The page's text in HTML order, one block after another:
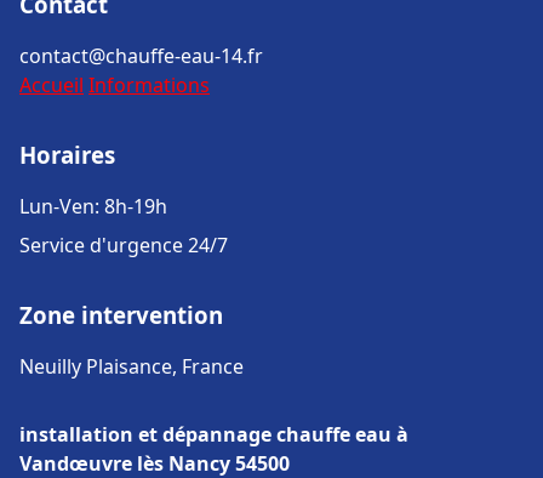
contact@chauffe-eau-14.fr
Accueil Informations
Horaires
Lun-Ven: 8h-19h
Service d'urgence 24/7
Zone intervention
Neuilly Plaisance, France
installation et dépannage chauffe eau à
Vandœuvre lès Nancy 54500